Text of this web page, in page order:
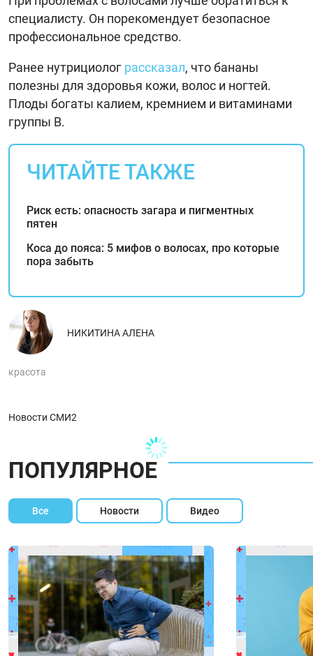
специалисту. Он порекомендует безопасное
профессиональное средство.
Ранее нутрициолог рассказал, что бананы
полезны для здоровья кожи, волос и ногтей.
Плоды богаты калием, кремнием и витаминами
группы В.
ЧИТАЙТЕ ТАКЖЕ
Риск есть: опасность загара и пигментных
пятен
Коса до пояса: 5 мифов о волосах, про которые
пора забыть
НИКИТИНА АЛЕНА
красота
Новости СМИ2
ПОПУЛЯРНОЕ
Все Новости Видео